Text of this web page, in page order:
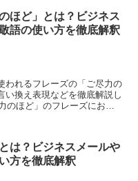
のほど」とは？ビジネス
語の使い方を徹底解釈
われるフレーズの「ご尽力の
い換え表現などを徹底解説し
のほど」のフレーズにおけ
とは？ビジネスメールや
方を徹底解釈